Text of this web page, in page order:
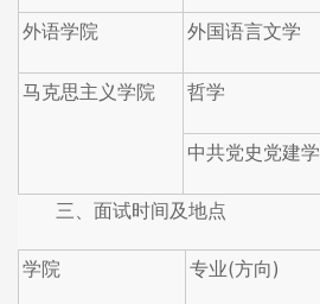
外语学院 外国语言文学
马克思主义学院 哲学
中共党史党建学
三、面试时间及地点
学院 专业(方向)